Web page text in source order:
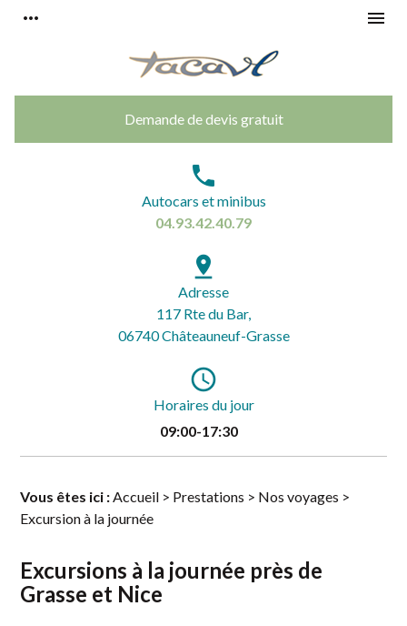
more_horiz menu
Demande de devis gratuit
phone
Autocars et minibus
04.93.42.40.79
pin_drop
Adresse
117 Rte du Bar,
06740 Châteauneuf-Grasse
access_time
Horaires du jour
09:00-17:30
Vous êtes ici :Accueil > Prestations > Nos voyages >
Excursion à la journée
Excursions à la journée près de
Grasse et Nice